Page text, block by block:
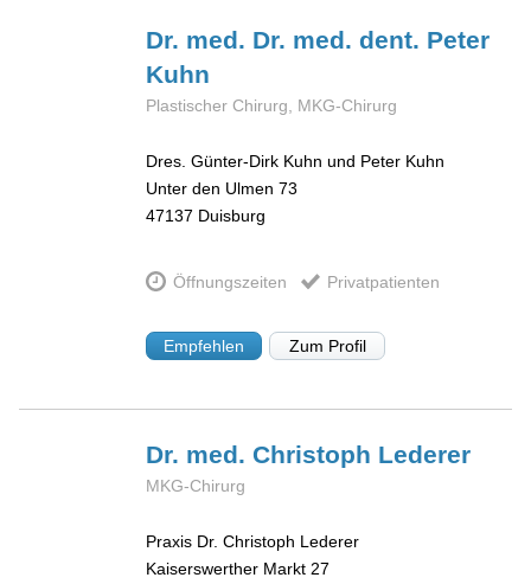
Dr. med. Dr. med. dent. Peter
Kuhn
Plastischer Chirurg, MKG-Chirurg
Dres. Günter-Dirk Kuhn und Peter Kuhn
Unter den Ulmen 73
47137 Duisburg
Öffnungszeiten Privatpatienten
Empfehlen Zum Profil
Dr. med. Christoph Lederer
MKG-Chirurg
Praxis Dr. Christoph Lederer
Kaiserswerther Markt 27